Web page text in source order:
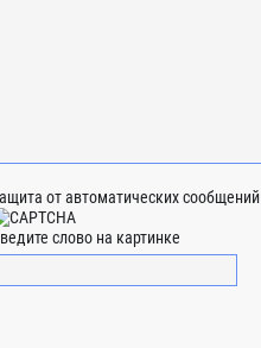
от автоматических сообщений
слово на картинке